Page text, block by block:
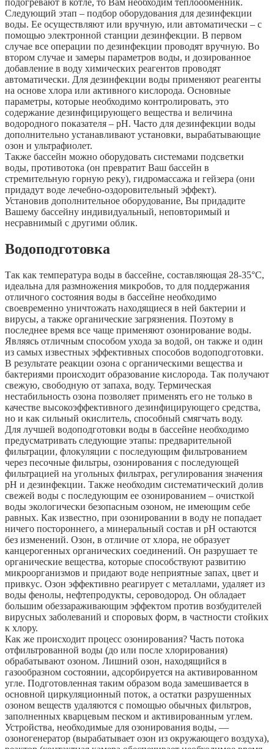
Следующий этап – подбор оборудования для дезинфекции
воды. Ее осуществляют или вручную, или автоматически – с
помощью электронной станции дезинфекции. В первом
случае все операции по дезинфекции проводят вручную. Во
втором случае и замеры параметров воды, и дозированное
добавление в воду химических реагентов проводят
автоматически. Для дезинфекции воды применяют реагенты
на основе хлора или активного кислорода. Основные
параметры, которые необходимо контролировать, это
содержание дезинфицирующего вещества и величина
водородного показателя – рН. Часто для дезинфекции воды
дополнительно устанавливают установки, вырабатывающие
озон и ультрафиолет.
Также бассейн можно оборудовать системами подсветки
воды, противотока (он превратит Ваш бассейн в
стремительную горную реку), гидромассажа и гейзера (они
придадут воде лечебно-оздоровительный эффект).
Установив дополнительное оборудование, Вы придадите
Вашему бассейну индивидуальный, неповторимый и
несравнимый с другими облик.
Водоподготовка
Так как температура воды в бассейне, составляющая 28-35°С,
идеальна для размножения микробов, то для поддержания
отличного состояния воды в бассейне необходимо
своевременно уничтожать находящиеся в ней бактерии и
вирусы, а также органические загрязнения. Поэтому в
последнее время все чаще применяют озонирование воды.
Являясь отличным способом ухода за водой, он также и один
из самых известных эффективных способов водоподготовки.
В результате реакции озона с органическими вещества и
бактериями происходит образование кислорода. Так получают
свежую, свободную от запаха, воду. Термическая
нестабильность озона позволяет применять его не только в
качестве высокоэффективного дезинфицирующего средства,
но и как сильный окислитель, способный смягчать воду.
Для лучшей водоподготовки воды в бассейне необходимо
предусматривать следующие этапы: предварительной
фильтрации, флокуляции с последующим фильтрованием
через песочные фильтры, озонирования с последующей
фильтрацией на угольных фильтрах, регулирования значения
pH и дезинфекции. Также необходим систематический долив
свежей воды с последующим ее озонированием – очисткой
воды экологически безопасным озоном, не имеющим себе
равных. Как известно, при озонировании в воду не попадает
ничего постороннего, а минеральный состав и pH остаются
без изменений. Озон, в отличие от хлора, не образует
канцерогенных органических соединений. Он разрушает те
органические вещества, которые способствуют развитию
микроорганизмов и придают воде неприятные запах, цвет и
привкус. Озон эффективно реагирует с металлами, удаляет из
воды фенолы, нефтепродукты, сероводород. Он обладает
большим обеззараживающим эффектом против возбудителей
вирусных заболеваний и споровых форм, в частности стойких
к хлору.
Как же происходит процесс озонирования? Часть потока
отфильтрованной воды (до или после хлорирования)
обрабатывают озоном. Лишний озон, находящийся в
газообразном состоянии, адсорбируется на активированном
угле. Подготовленная таким образом вода замешивается в
основной циркуляционный поток, а остатки разрушенных
озоном веществ удаляются с помощью обычных фильтров,
заполненных кварцевым песком и активированным углем.
Устройства, необходимые для озонирования воды, —
озоногенератор (вырабатывает озон из окружающего воздуха),